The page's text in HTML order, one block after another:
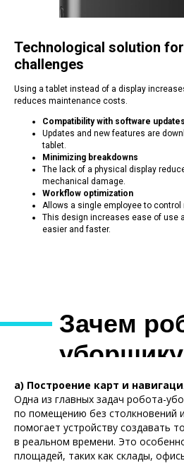
Technological solution
challenges
Using a tablet instead of a display
reduces maintenance costs.
Compatibility with software updates
Updates and new features are
tablet.
Minimizing breakdowns
The lack of a physical display
mechanical damage.
Workflow optimization
Allows a single employee to control
This design increases ease of use
easier and faster.
Зачем
уборщику
нужен
а) Построение карт и
Одна из главных задач робота-
по помещению без столкновений
помогает устройству создавать
в реальном времени. Это
площадей, таких как склады,